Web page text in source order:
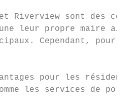
et Riverview sont des
leur propre maire
Cependant, pour
pour les
les services de